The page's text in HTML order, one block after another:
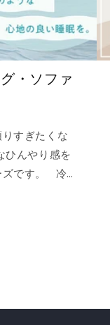
・ソファ
すぎたくな
ひんやり感を
ズです。 冷
を実現しま
❄️強冷感リバ